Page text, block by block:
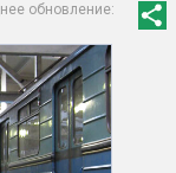
обновление: